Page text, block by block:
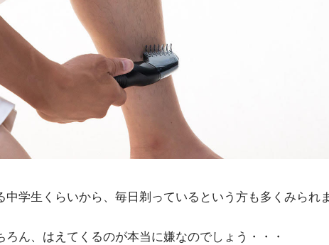
学生くらいから、毎日剃っているという方も多くみられ
ん、はえてくるのが本当に嫌なのでしょう・・・